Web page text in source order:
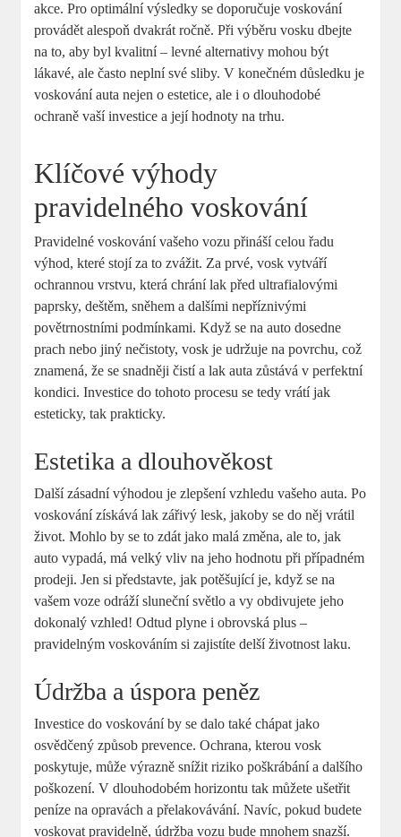
akce. Pro optimální výsledky se doporučuje voskování
provádět alespoň dvakrát ročně. Při výběru vosku dbejte
na to, aby byl kvalitní – levné alternativy mohou být
lákavé, ale často neplní své sliby. V konečném důsledku je
voskování auta nejen o estetice, ale i o dlouhodobé
ochraně vaší investice a její hodnoty na trhu.
Klíčové výhody
pravidelného voskování
Pravidelné voskování vašeho vozu přináší celou řadu
výhod, které stojí za to zvážit. Za prvé, vosk vytváří
ochrannou vrstvu, která chrání lak před ultrafialovými
paprsky, deštěm, sněhem a dalšími nepříznivými
povětrnostními podmínkami. Když se na auto dosedne
prach nebo jiný nečistoty, vosk je udržuje na povrchu, což
znamená, že se snadněji čistí a lak auta zůstává v perfektní
kondici. Investice do tohoto procesu se tedy vrátí jak
esteticky, tak prakticky.
Estetika a dlouhověkost
Další zásadní výhodou je zlepšení vzhledu vašeho auta. Po
voskování získává lak zářivý lesk, jakoby se do něj vrátil
život. Mohlo by se to zdát jako malá změna, ale to, jak
auto vypadá, má velký vliv na jeho hodnotu při případném
prodeji. Jen si představte, jak potěšující je, když se na
vašem voze odráží sluneční světlo a vy obdivujete jeho
dokonalý vzhled! Odtud plyne i obrovská plus –
pravidelným voskováním si zajistíte delší životnost laku.
Údržba a úspora peněz
Investice do voskování by se dalo také chápat jako
osvědčený způsob prevence. Ochrana, kterou vosk
poskytuje, může výrazně snížit riziko poškrábání a dalšího
poškození. V dlouhodobém horizontu tak můžete ušetřit
peníze na opravách a přelakovávání. Navíc, pokud budete
voskovat pravidelně, údržba vozu bude mnohem snazší.